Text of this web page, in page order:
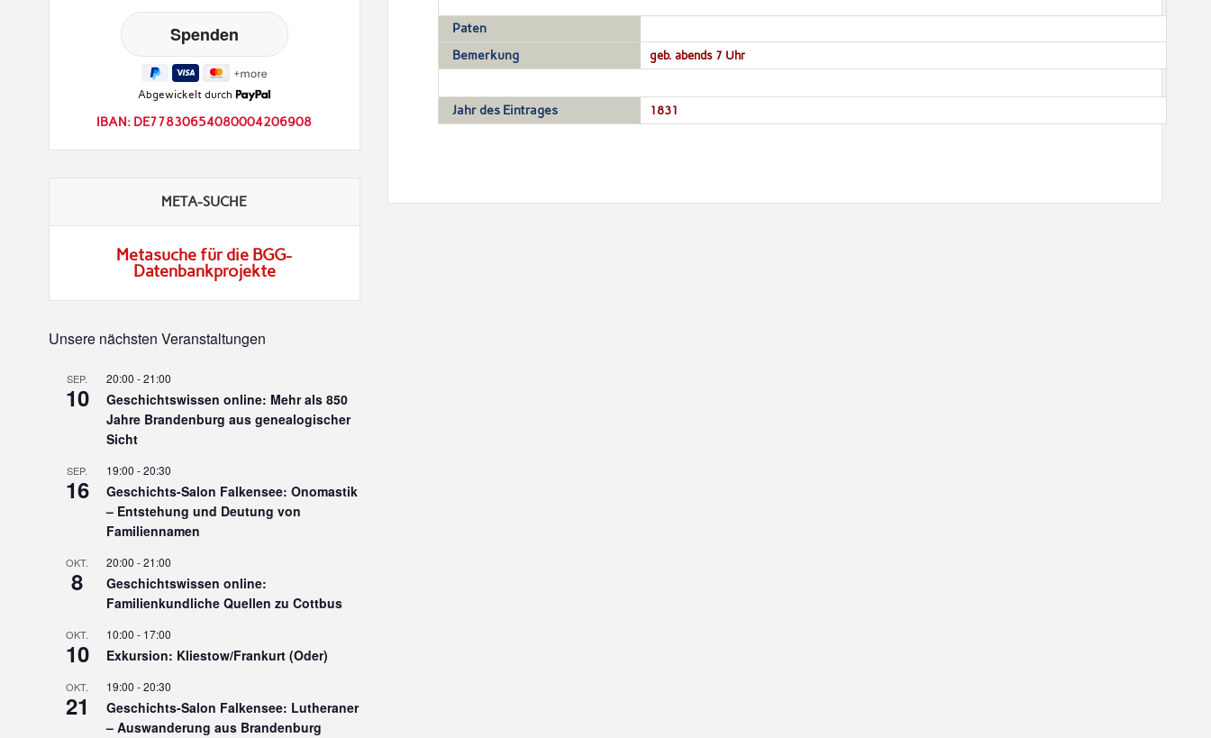
Paten
Bemerkung
geb. abends 7 Uhr
Jahr des Eintrages 1831
Abgewickelt durch
IBAN: DE77830654080004206908
META-SUCHE
Metasuche für die BGG-
Datenbankprojekte
Unsere nächsten Veranstaltungen
SEP.
10
20:00 -21:00
Geschichtswissen online: Mehr als 850
Jahre Brandenburg aus genealogischer
Sicht
SEP.
16
19:00 -20:30
Geschichts-Salon Falkensee: Onomastik
– Entstehung und Deutung von
Familiennamen
OKT.
8
20:00 -21:00
Geschichtswissen online:
Familienkundliche Quellen zu Cottbus
OKT.
10
10:00 - 17:00
Exkursion: Kliestow/Frankurt (Oder)
OKT.
21
19:00 -20:30
Geschichts-Salon Falkensee: Lutheraner
– Auswanderung aus Brandenburg